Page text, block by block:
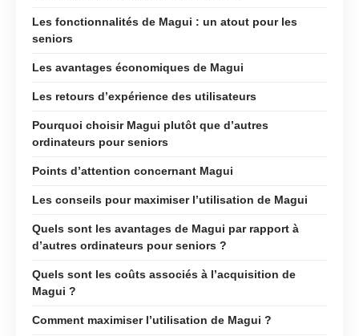
Les fonctionnalités de Magui : un atout pour les
seniors
Les avantages économiques de Magui
Les retours d’expérience des utilisateurs
Pourquoi choisir Magui plutôt que d’autres
ordinateurs pour seniors
Points d’attention concernant Magui
Les conseils pour maximiser l’utilisation de Magui
Quels sont les avantages de Magui par rapport à
d’autres ordinateurs pour seniors ?
Quels sont les coûts associés à l’acquisition de
Magui ?
Comment maximiser l’utilisation de Magui ?